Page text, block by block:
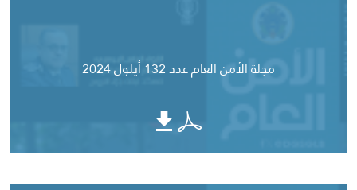
مجلة الأمن العام عدد 132 أيلول 2024